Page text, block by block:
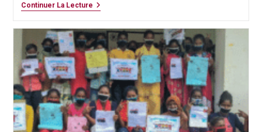
Continuer La LectureRéponses
Nos
Partenaires
Locaux,
Face
À
La
Pandémie
De
La
Covid-
19